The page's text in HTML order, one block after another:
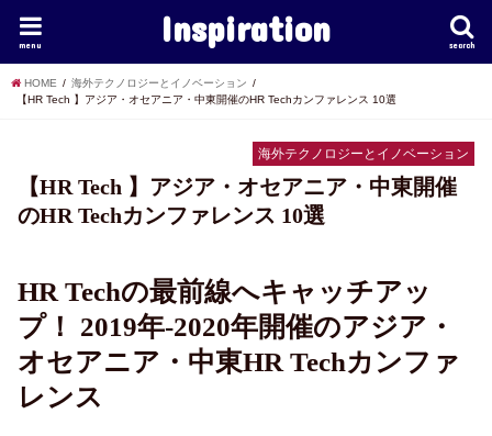
Inspiration search
menu
HOME
海外テクノロジーとイノベーション
【HR Tech 】アジア・オセアニア・中東開催のHR Techカンファレンス 10選
海外テクノロジーとイノベーション
【HR Tech 】アジア・オセアニア・中東開催
のHR Techカンファレンス 10選
HR Techの最前線へキャッチアッ
プ！ 2019年-2020年開催のアジア・
オセアニア・中東HR Techカンファ
レンス